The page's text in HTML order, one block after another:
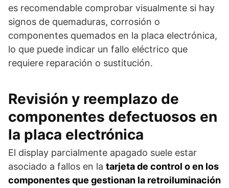
es recomendable comprobar visualmente si hay
signos de quemaduras, corrosión o
componentes quemados en la placa electrónica,
lo que puede indicar un fallo eléctrico que
requiere reparación o sustitución.
Revisión y reemplazo de
componentes defectuosos en
la placa electrónica
El display parcialmente apagado suele estar
asociado a fallos en la tarjeta de control o en los
componentes que gestionan la retroiluminación